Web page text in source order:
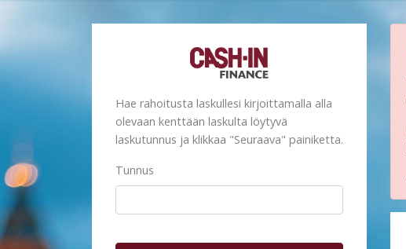
Hae rahoitusta laskullesi kirjoittamalla alla
olevaan kenttään laskulta löytyvä
laskutunnus ja klikkaa "Seuraava" painiketta.
Tunnus